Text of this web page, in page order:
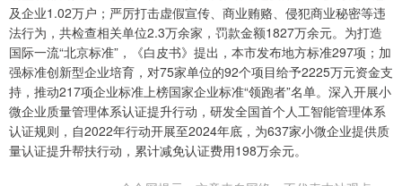
及企业1.02万户；严厉打击虚假宣传、商业贿赂、侵犯商业秘密等违
法行为，共检查相关单位2.3万余家，罚款金额1827万余元。为打造
国际一流“北京标准”，《白皮书》提出，本市发布地方标准297项；加
强标准创新型企业培育，对75家单位的92个项目给予2225万元资金支
持，推动217项企业标准上榜国家企业标准“领跑者”名单。深入开展小
微企业质量管理体系认证提升行动，研发全国首个人工智能管理体系
认证规则，自2022年行动开展至2024年底，为637家小微企业提供质
量认证提升帮扶行动，累计减免认证费用198万余元。